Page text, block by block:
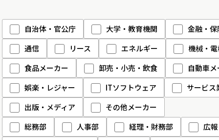
自治体・官公庁 大学・教育機関 金融・保
通信
リース エネルギー 機械・
食品メーカー
卸売・小売・飲食 自動車メ
娯楽・レジャー
ITソフトウェア サービス
出版・メディア
その他メーカー
総務部 人事部 経理・財務部 広